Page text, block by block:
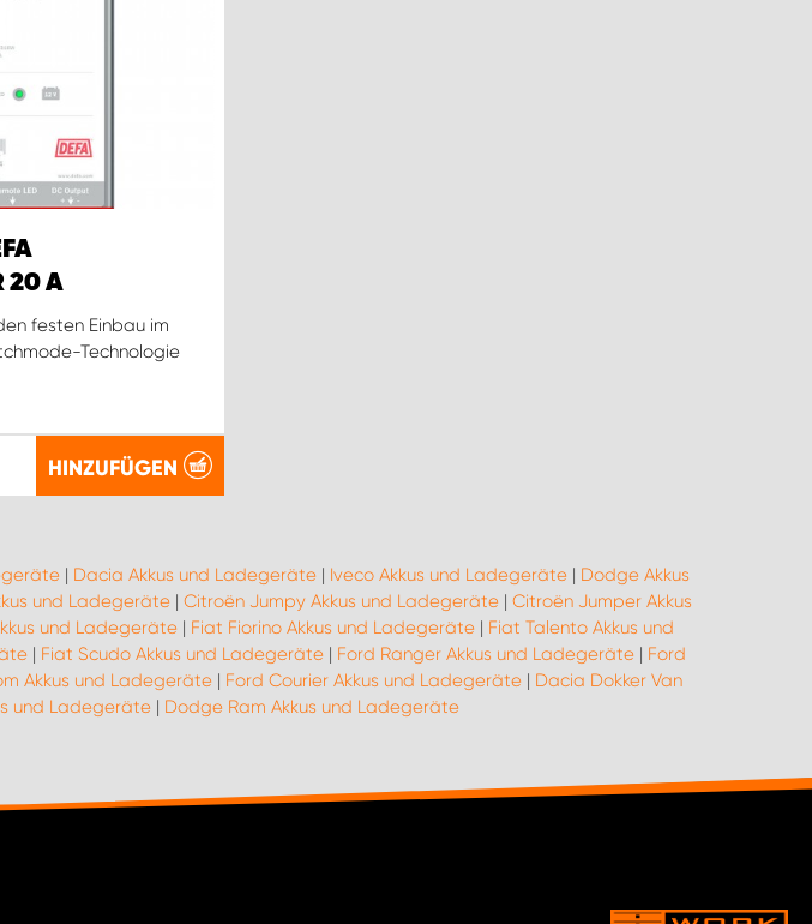
20 A
festen Einbau im
Technologie
HINZUFÜGEN
| Dacia Akkus und Ladegeräte | Iveco Akkus und Ladegeräte | Dodge Akkus
und Ladegeräte| Citroën Jumpy Akkus und Ladegeräte| Citroën Jumper Akkus
und Ladegeräte | Fiat Fiorino Akkus und Ladegeräte | Fiat Talento Akkus und
| Fiat Scudo Akkus und Ladegeräte | Ford Ranger Akkus und Ladegeräte | Ford
Akkus und Ladegeräte | Ford Courier Akkus und Ladegeräte | Dacia Dokker Van
und Ladegeräte| Dodge Ram Akkus und Ladegeräte